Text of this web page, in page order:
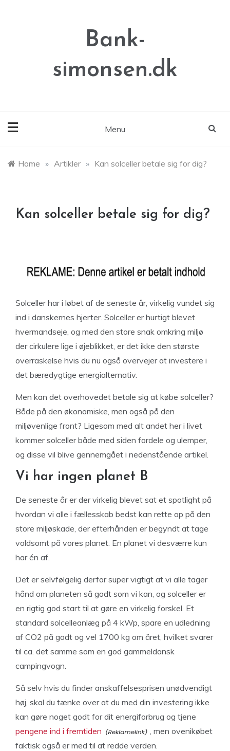
Bank-
simonsen.dk
Menu
Home » Artikler » Kan solceller betale sig for dig?
Kan solceller betale sig for dig?
Solceller har i løbet af de seneste år, virkelig vundet sig
ind i danskernes hjerter. Solceller er hurtigt blevet
hvermandseje, og med den store snak omkring miljø
der cirkulere lige i øjeblikket, er det ikke den største
overraskelse hvis du nu også overvejer at investere i
det bæredygtige energialternativ.
Men kan det overhovedet betale sig at købe solceller?
Både på den økonomiske, men også på den
miljøvenlige front? Ligesom med alt andet her i livet
kommer solceller både med siden fordele og ulemper,
og disse vil blive gennemgået i nedenstående artikel.
Vi har ingen planet B
De seneste år er der virkelig blevet sat et spotlight på
hvordan vi alle i fællesskab bedst kan rette op på den
store miljøskade, der efterhånden er begyndt at tage
voldsomt på vores planet. En planet vi desværre kun
har én af.
Det er selvfølgelig derfor super vigtigt at vi alle tager
hånd om planeten så godt som vi kan, og solceller er
en rigtig god start til at gøre en virkelig forskel. Et
standard solcelleanlæg på 4 kWp, spare en udledning
af CO2 på godt og vel 1700 kg om året, hvilket svarer
til ca. det samme som en god gammeldansk
campingvogn.
Så selv hvis du finder anskaffelsesprisen unødvendigt
høj, skal du tænke over at du med din investering ikke
kan gøre noget godt for dit energiforbrug og tjene
pengene ind i fremtiden
, men ovenikøbet
faktisk også er med til at redde verden.